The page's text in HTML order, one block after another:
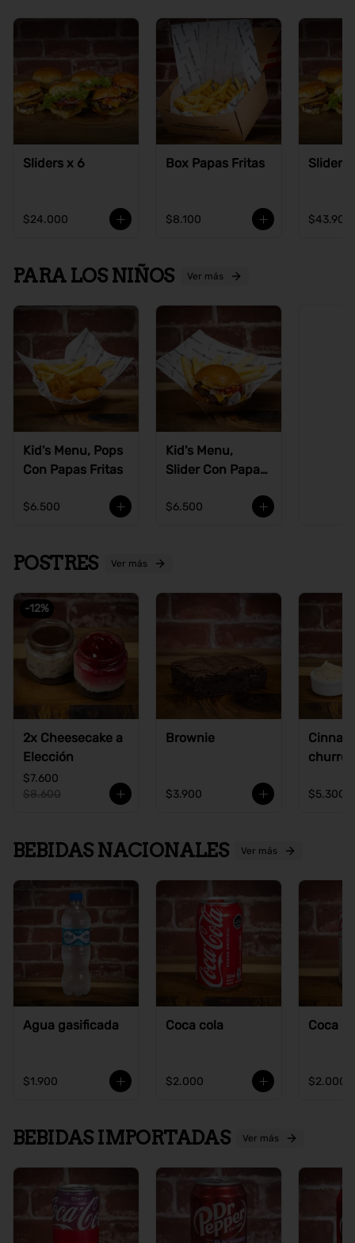
Sliders x 6
$24.000
Box Papas Fritas
$8.100
Sliders
$43.900
PARA LOS NIÑOS Ver más
Kid's Menu, Pops
Con Papas Fritas
$6.500
Kid's Menu,
Slider Con Papas
$6.500
POSTRES Ver más
-12%
2x Cheesecake a
Elección
$7.600
$8.600
Brownie
$3.900
churros
$5.300
BEBIDAS NACIONALES Ver más
Agua gasificada
$1.900
Coca cola
$2.000
Coca
$2.000
BEBIDAS IMPORTADAS Ver más